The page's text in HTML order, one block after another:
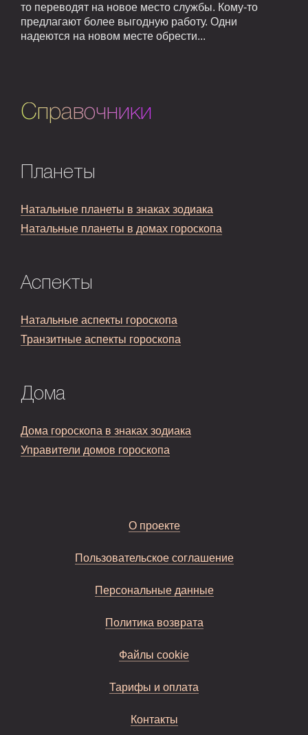
то переводят на новое место службы. Кому-то
предлагают более выгодную работу. Одни
надеются на новом месте обрести...
Справочники
Планеты
Натальные планеты в знаках зодиака
Натальные планеты в домах гороскопа
Аспекты
Натальные аспекты гороскопа
Транзитные аспекты гороскопа
Дома
Дома гороскопа в знаках зодиака
Управители домов гороскопа
О проекте
Пользовательское соглашение
Персональные данные
Политика возврата
Файлы cookie
Тарифы и оплата
Контакты